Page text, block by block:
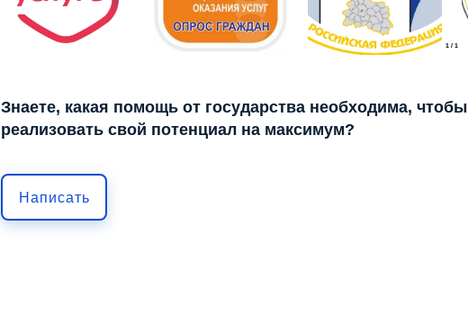
1 / 1
Знаете, какая помощь от государства необходима, чтобы
реализовать свой потенциал на максимум?
Написать